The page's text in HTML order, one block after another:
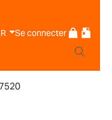
Se connecter